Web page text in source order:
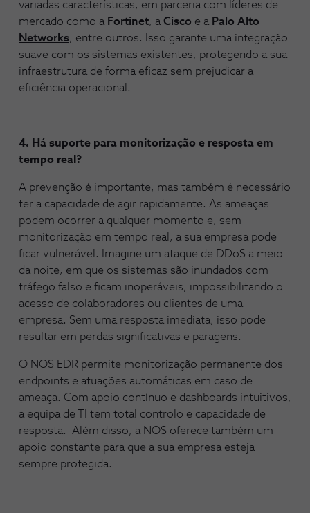
variadas características, em parceria com líderes de
mercado como a Fortinet, a Cisco e a Palo Alto
Networks, entre outros. Isso garante uma integração
suave com os sistemas existentes, protegendo a sua
infraestrutura de forma eficaz sem prejudicar a
eficiência operacional.
4. Há suporte para monitorização e resposta em
tempo real?
A prevenção é importante, mas também é necessário
ter a capacidade de agir rapidamente. As ameaças
podem ocorrer a qualquer momento e, sem
monitorização em tempo real, a sua empresa pode
ficar vulnerável. Imagine um ataque de DDoS a meio
da noite, em que os sistemas são inundados com
tráfego falso e ficam inoperáveis, impossibilitando o
acesso de colaboradores ou clientes de uma
empresa. Sem uma resposta imediata, isso pode
resultar em perdas significativas e paragens.
O NOS EDR permite monitorização permanente dos
endpoints e atuações automáticas em caso de
ameaça. Com apoio contínuo e dashboards intuitivos,
a equipa de TI tem total controlo e capacidade de
resposta. Além disso, a NOS oferece também um
apoio constante para que a sua empresa esteja
sempre protegida.